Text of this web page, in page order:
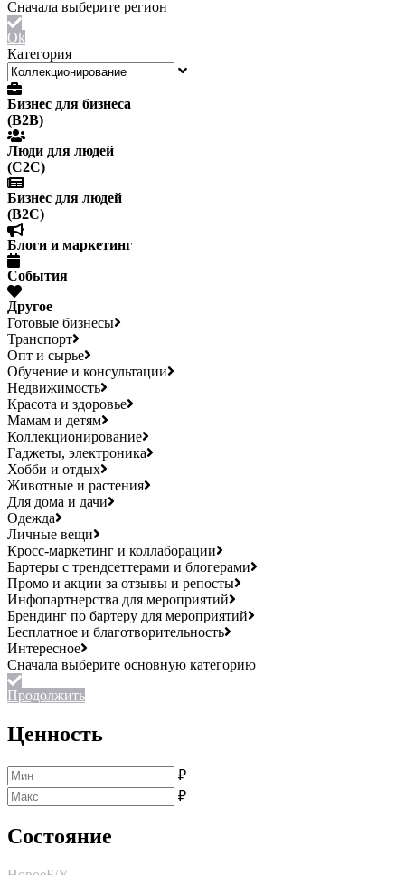
Ok
Категория
Бизнес для бизнеса
(B2B)
Люди для людей
(С2С)
Бизнес для людей
(B2C)
Блоги и маркетинг
События
Другое
Готовые бизнесы
Транспорт
Опт и сырье
Обучение и консультации
Недвижимость
Красота и здоровье
Мамам и детям
Коллекционирование
Гаджеты, электроника
Хобби и отдых
Животные и растения
Для дома и дачи
Одежда
Личные вещи
Кросс-маркетинг и коллаборации
Бартеры с трендсеттерами и блогерами
Промо и акции за отзывы и репосты
Инфопартнерства для мероприятий
Брендинг по бартеру для мероприятий
Бесплатное и благотворительность
Интересное
Продолжить
Ценность
₽
₽
Состояние